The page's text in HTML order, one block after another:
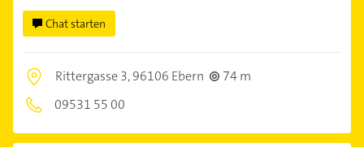
Chat starten
Rittergasse 3,96106 Ebern
74 m
09531 55 00